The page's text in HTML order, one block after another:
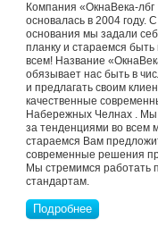
Компания «ОкнаВека-
основалась в 2004 году.
основания мы задали
планку и стараемся быть
всем! Название
обязывает нас быть в
и предлагать своим
качественные
Набережных Челнах . Мы
за тенденциями во всем
стараемся Вам
современные решения
Мы стремимся работать
стандартам.
Подробнее